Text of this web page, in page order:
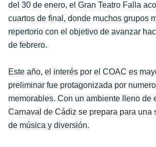
del 30 de enero, el Gran Teatro Falla
cuartos de final, donde muchos grupos
repertorio con el objetivo de avanzar
de febrero.
Este año, el interés por el COAC es
preliminar fue protagonizada por
memorables. Con un ambiente lleno de
Carnaval de Cádiz se prepara para una
de música y diversión.